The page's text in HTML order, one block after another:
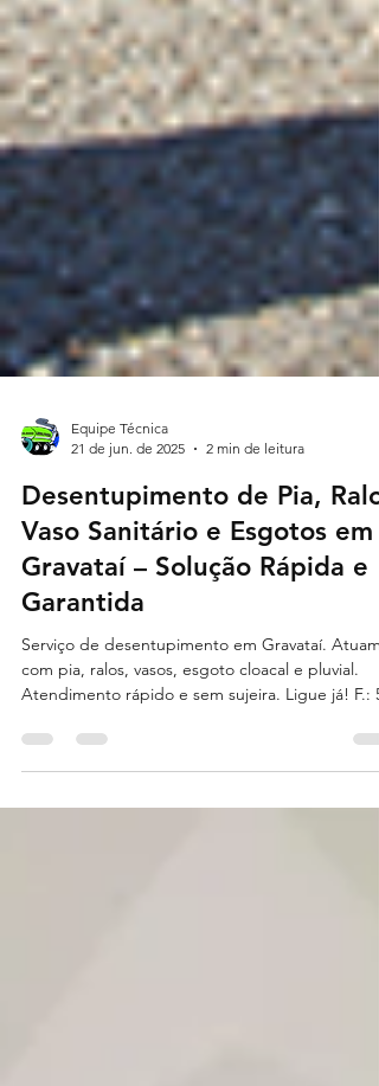
21 de jun. de 2025
2 min de leitura
Desentupimento de Pia, Ralo,
Vaso Sanitário e Esgotos em
Gravataí – Solução Rápida e
Garantida
Serviço de desentupimento em Gravataí.
Atendimento rápido e sem sujeira. Ligue já! F.: